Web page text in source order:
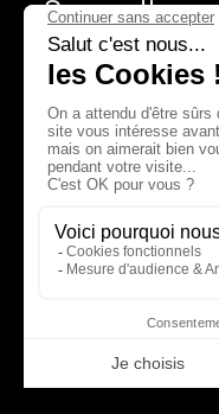
Soumettre
Page Facebook de
Page Instagram
Page
Partenaires
Bâtiment-Durable-